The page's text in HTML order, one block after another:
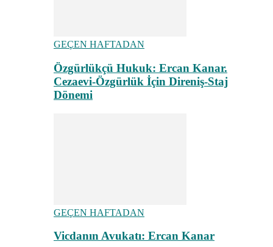
GEÇEN HAFTADAN
Özgürlükçü Hukuk: Ercan Kanar.
Cezaevi-Özgürlük İçin Direniş-Staj
Dönemi
GEÇEN HAFTADAN
Vicdanın Avukatı: Ercan Kanar